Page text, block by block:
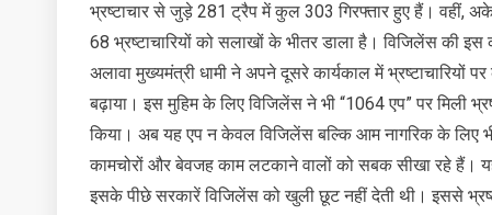
भ्रष्टाचार से जुड़े 281 ट्रैप में कुल 303 गिरफ्तार हुए हैं। वहीं,
68 भ्रष्टाचारियों को सलाखों के भीतर डाला है। विजिलेंस की इस
अलावा मुख्यमंत्री धामी ने अपने दूसरे कार्यकाल में भ्रष्टाचारियों
बढ़ाया। इस मुहिम के लिए विजिलेंस ने भी “1064 एप” पर मिली
किया। अब यह एप न केवल विजिलेंस बल्कि आम नागरिक के लिए
कामचोरों और बेवजह काम लटकाने वालों को सबक सीखा रहे हैं।
इसके पीछे सरकारें विजिलेंस को खुली छूट नहीं देती थी। इससे